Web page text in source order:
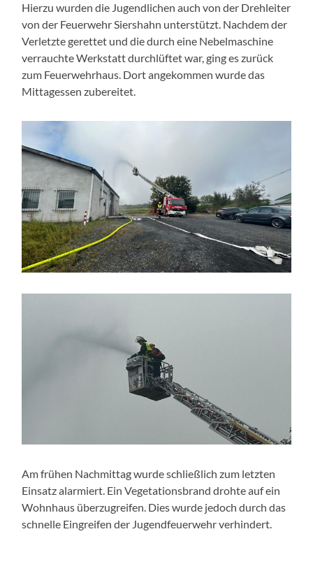
Hierzu wurden die Jugendlichen auch von der Drehleiter
von der Feuerwehr Siershahn unterstützt. Nachdem der
Verletzte gerettet und die durch eine Nebelmaschine
verrauchte Werkstatt durchlüftet war, ging es zurück
zum Feuerwehrhaus. Dort angekommen wurde das
Mittagessen zubereitet.
Am frühen Nachmittag wurde schließlich zum letzten
Einsatz alarmiert. Ein Vegetationsbrand drohte auf ein
Wohnhaus überzugreifen. Dies wurde jedoch durch das
schnelle Eingreifen der Jugendfeuerwehr verhindert.